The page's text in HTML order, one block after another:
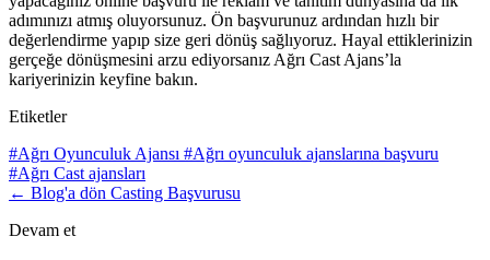
adımınızı atmış oluyorsunuz. Ön başvurunuz ardından hızlı bir
değerlendirme yapıp size geri dönüş sağlıyoruz. Hayal ettiklerinizin
gerçeğe dönüşmesini arzu ediyorsanız Ağrı Cast Ajans’la
kariyerinizin keyfine bakın.
Etiketler
#Ağrı Oyunculuk Ajansı #Ağrı oyunculuk ajanslarına başvuru
#Ağrı Cast ajansları
← Blog'a dön Casting Başvurusu
Devam et